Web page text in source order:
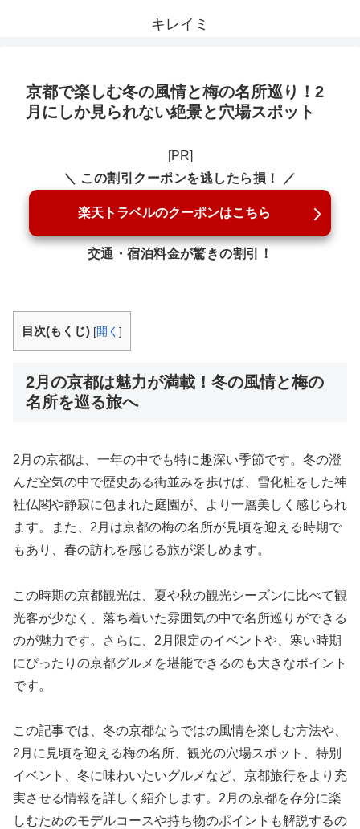
キレイミ
京都で楽しむ冬の風情と梅の名所巡り！2
月にしか見られない絶景と穴場スポット
[PR]
＼ この割引クーポンを逃したら損！ ／
楽天トラベルのクーポンはこちら
交通・宿泊料金が驚きの割引！
目次(もくじ) [開く ]
2月の京都は魅力が満載！冬の風情と梅の
名所を巡る旅へ
2月の京都は、一年の中でも特に趣深い季節です。冬の澄
んだ空気の中で歴史ある街並みを歩けば、雪化粧をした神
社仏閣や静寂に包まれた庭園が、より一層美しく感じられ
ます。また、2月は京都の梅の名所が見頃を迎える時期で
もあり、春の訪れを感じる旅が楽しめます。
この時期の京都観光は、夏や秋の観光シーズンに比べて観
光客が少なく、落ち着いた雰囲気の中で名所巡りができる
のが魅力です。さらに、2月限定のイベントや、寒い時期
にぴったりの京都グルメを堪能できるのも大きなポイント
です。
この記事では、冬の京都ならではの風情を楽しむ方法や、
2月に見頃を迎える梅の名所、観光の穴場スポット、特別
イベント、冬に味わいたいグルメなど、京都旅行をより充
実させる情報を詳しく紹介します。2月の京都を存分に楽
しむためのモデルコースや持ち物のポイントも解説するの